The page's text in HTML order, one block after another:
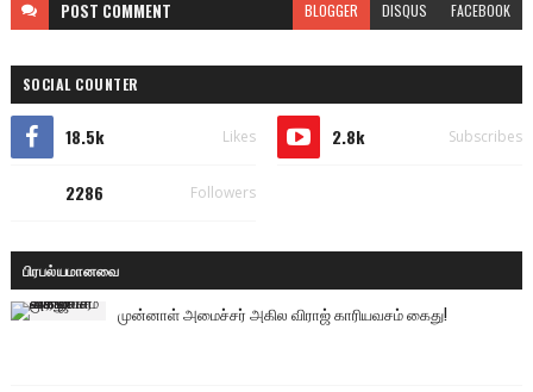
POST COMMENT BLOGGER DISQUS FACEBOOK
SOCIAL COUNTER
18.5k Likes 2.8k Subscribes
2286 Followers
பிரபல்யமானவை
முன்னாள் அமைச்சர் அகில விராஜ் காரியவசம் கைது!